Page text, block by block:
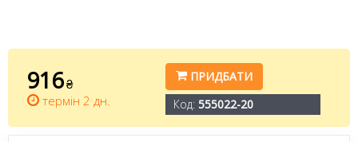
916 ₴
термін 2 дн.
ПРИДБАТИ
Код: 555022-20